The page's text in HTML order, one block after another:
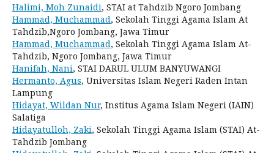
Halimi, Moh Zunaidi, STAI at Tahdzib Ngoro Jombang
Hammad, Muchammad, Sekolah Tinggi Agama Islam At
Tahdzib,Ngoro Jombang, Jawa Timur
Hammad, Muchammad, Sekolah Tinggi Agama Islam At-
Tahdzib, Ngoro Jombang, Jawa Timur
Hanifah, Nani, STAI DARUL ULUM BANYUWANGI
Hermanto, Agus, Universitas Islam Negeri Raden Intan
Lampung
Hidayat, Wildan Nur, Institus Agama Islam Negeri (IAIN)
Salatiga
Hidayatulloh, Zaki, Sekolah Tinggi Agama Islam (STAI) At-
Tahdzib Jombang